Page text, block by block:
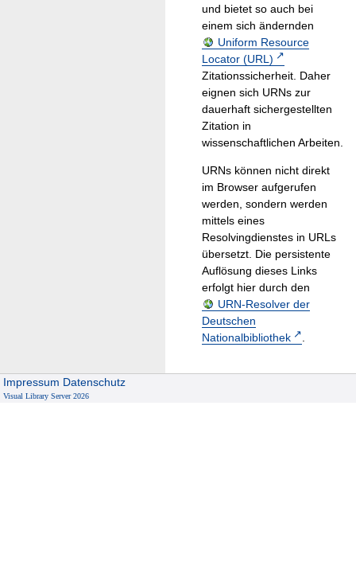
und bietet so auch bei
einem sich ändernden
Uniform Resource
Locator (URL)
Zitationssicherheit. Daher
eignen sich URNs zur
dauerhaft sichergestellten
Zitation in
wissenschaftlichen Arbeiten.
URNs können nicht direkt
im Browser aufgerufen
werden, sondern werden
mittels eines
Resolvingdienstes in URLs
übersetzt. Die persistente
Auflösung dieses Links
erfolgt hier durch den
URN-Resolver der
Deutschen
Nationalbibliothek
.
Impressum Datenschutz
Visual Library Server 2026